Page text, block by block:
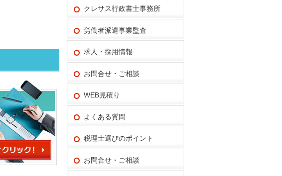
クレサス行政書士事務所
労働者派遣事業監査
求人・採用情報
お問合せ・ご相談
WEB見積り
よくある質問
税理士選びのポイント
お問合せ・ご相談